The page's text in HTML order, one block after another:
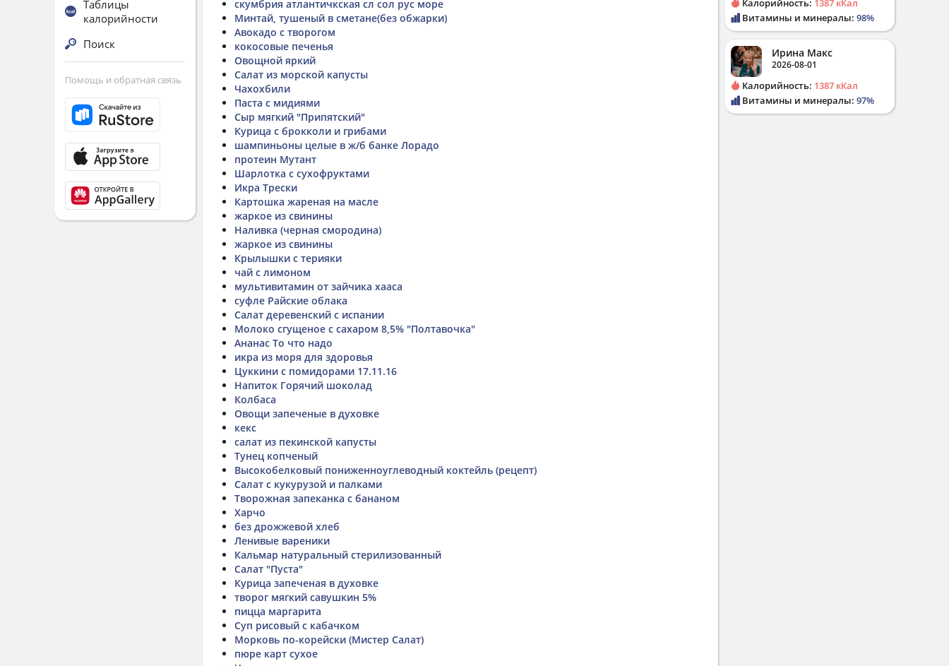
скумбрия атлантичкская сл сол рус море
Минтай, тушеный в сметане(без обжарки)
Авокадо с творогом
кокосовые печенья
Овощной яркий
Салат из морской капусты
Чахохбили
Паста с мидиями
Сыр мягкий "Припятский"
Курица с брокколи и грибами
шампиньоны целые в ж/б банке Лорадо
протеин Мутант
Шарлотка с сухофруктами
Икра Трески
Картошка жареная на масле
жаркое из свинины
Наливка (черная смородина)
жаркое из свинины
Крылышки с терияки
чай с лимоном
мультивитамин от зайчика хааса
суфле Райские облака
Салат деревенский с испании
Молоко сгущеное с сахаром 8,5% "Полтавочка"
Ананас То что надо
икра из моря для здоровья
Цуккини с помидорами 17.11.16
Напиток Горячий шоколад
Колбаса
Овощи запеченые в духовке
кекс
салат из пекинской капусты
Тунец копченый
Высокобелковый пониженноуглеводный коктейль (рецепт)
Салат с кукурузой и палками
Творожная запеканка с бананом
Харчо
без дрожжевой хлеб
Ленивые вареники
Кальмар натуральный стерилизованный
Салат "Пуста"
Курица запеченая в духовке
творог мягкий савушкин 5%
пицца маргарита
Суп рисовый с кабачком
Морковь по-корейски (Мистер Салат)
пюре карт сухое
Таблицы
калорийности
Поиск
Помощь и обратная связь
Калорийность: 1387 кКал
Витамины и минералы: 98%
Ирина Макс
2026-08-01
Калорийность: 1387 кКал
Витамины и минералы: 97%